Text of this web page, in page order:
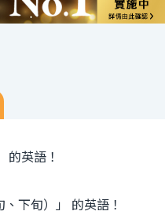
的英語！
下旬）」 的英語！